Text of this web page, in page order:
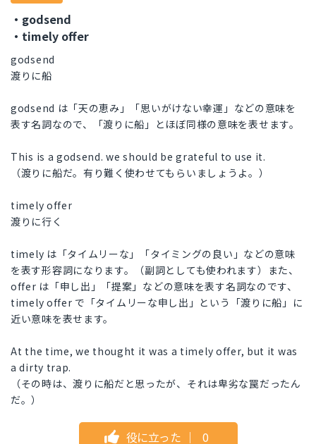
・godsend
・timely offer
godsend
渡りに船
godsend は「天の恵み」「思いがけない幸運」などの意味を
表す名詞なので、「渡りに船」とほぼ同様の意味を表せます。
This is a godsend. we should be grateful to use it.
（渡りに船だ。有り難く使わせてもらいましょうよ。）
timely offer
渡りに行く
timely は「タイムリーな」「タイミングの良い」などの意味
を表す形容詞になります。（副詞としても使われます）また、
offer は「申し出」「提案」などの意味を表す名詞なのです、
timely offer で「タイムリーな申し出」という「渡りに船」に
近い意味を表せます。
At the time, we thought it was a timely offer, but it was
a dirty trap.
（その時は、渡りに船だと思ったが、それは卑劣な罠だったん
だ。）
役に立った ｜ 0